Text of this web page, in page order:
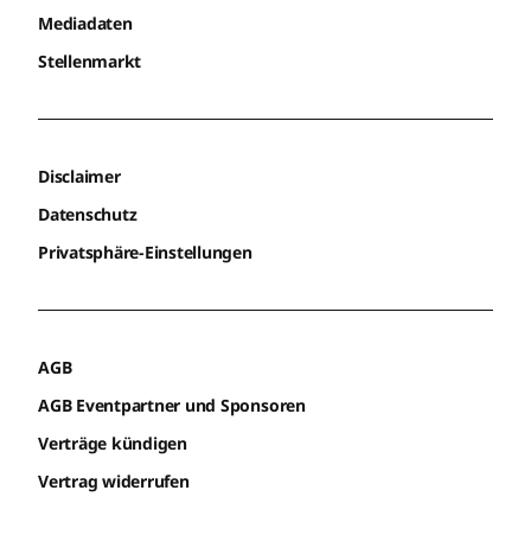
Mediadaten
Stellenmarkt
Disclaimer
Datenschutz
Privatsphäre-Einstellungen
AGB
AGB Eventpartner und Sponsoren
Verträge kündigen
Vertrag widerrufen